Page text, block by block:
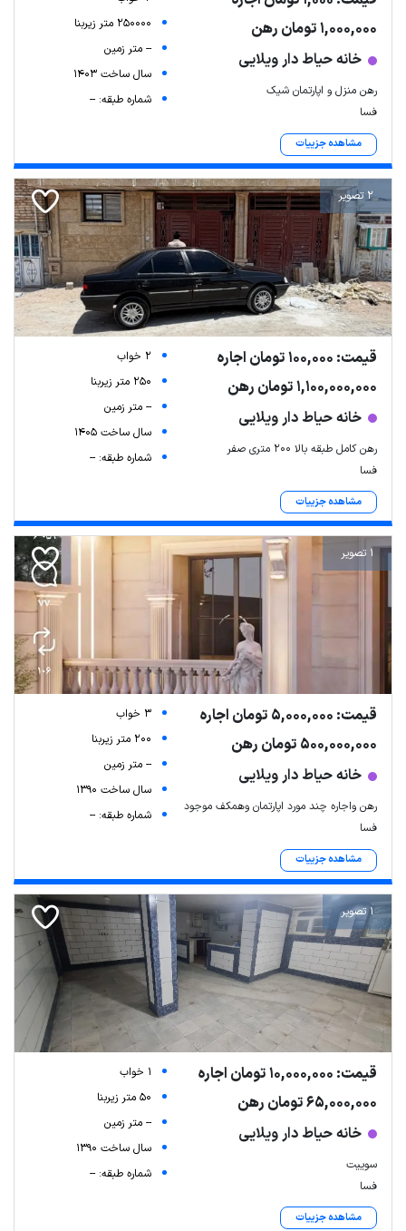
1,000,000 تومان رهن
خانه حیاط دار ویلایی
رهن منزل و اپارتمان شیک
فسا
مشاهده جزییات
250000 متر زیربنا
-- متر زمین
سال ساخت 1403
شماره طبقه: --
2 تصویر
قیمت: 100,000 تومان اجاره
1,100,000,000 تومان رهن
خانه حیاط دار ویلایی
رهن کامل طبقه بالا ۲۰۰ متری صفر
فسا
مشاهده جزییات
2 خواب
250 متر زیربنا
-- متر زمین
سال ساخت 1405
شماره طبقه: --
1 تصویر
قیمت: 5,000,000 تومان اجاره
500,000,000 تومان رهن
خانه حیاط دار ویلایی
رهن واجاره چند مورد اپارتمان وهمکف موجود
فسا
مشاهده جزییات
3 خواب
200 متر زیربنا
-- متر زمین
سال ساخت 1390
شماره طبقه: --
1 تصویر
قیمت: 10,000,000 تومان اجاره
65,000,000 تومان رهن
خانه حیاط دار ویلایی
سوییت
فسا
مشاهده جزییات
1 خواب
50 متر زیربنا
-- متر زمین
سال ساخت 1390
شماره طبقه: --